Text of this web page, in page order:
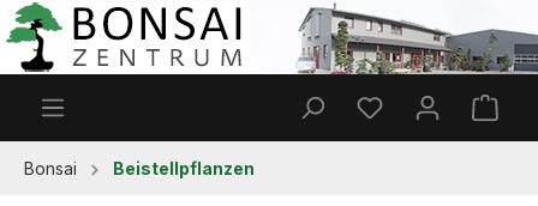
Zum Hauptinhalt springen
Du hast 0
Bonsai Beistellpflanzen